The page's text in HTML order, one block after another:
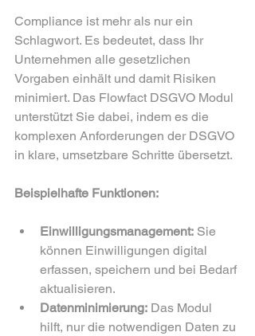
Compliance ist mehr als nur ein
Schlagwort. Es bedeutet, dass Ihr
Unternehmen alle gesetzlichen
Vorgaben einhält und damit Risiken
minimiert. Das Flowfact DSGVO Modul
unterstützt Sie dabei, indem es die
komplexen Anforderungen der DSGVO
in klare, umsetzbare Schritte übersetzt.
Beispielhafte Funktionen:
Einwilligungsmanagement: Sie
können Einwilligungen digital
erfassen, speichern und bei Bedarf
aktualisieren.
Datenminimierung: Das Modul
hilft, nur die notwendigen Daten zu